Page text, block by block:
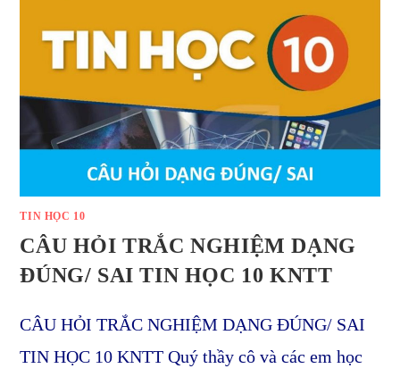
TIN HỌC 10
CÂU HỎI TRẮC NGHIỆM DẠNG
ĐÚNG/ SAI TIN HỌC 10 KNTT
CÂU HỎI TRẮC NGHIỆM DẠNG ĐÚNG/ SAI
TIN HỌC 10 KNTT Quý thầy cô và các em học